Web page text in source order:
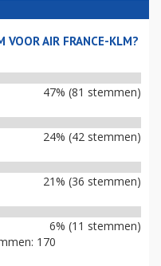
VOOR AIR FRANCE-KLM?
47% (81 stemmen)
24% (42 stemmen)
21% (36 stemmen)
6% (11 stemmen)
170